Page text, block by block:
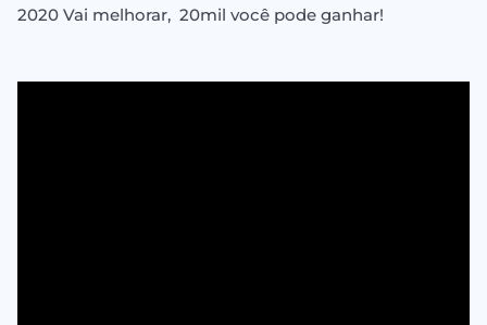
2020 Vai melhorar, 20mil você pode ganhar!